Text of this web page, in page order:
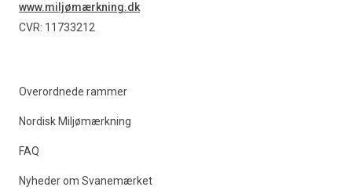
Find produkter
www.miljømærkning.dk
CVR: 11733212
Overordnede rammer
Nordisk Miljømærkning
FAQ
Nyheder om Svanemærket